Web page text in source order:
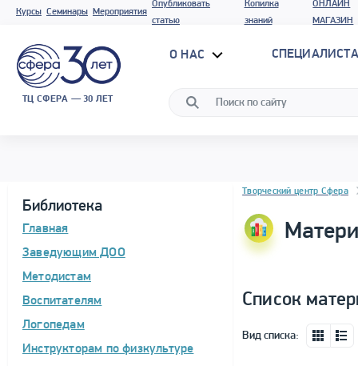
Курсы Семинары Мероприятия
Опубликовать
статью
Копилка
знаний
ОНЛАЙН
МАГАЗИН
ТЦ СФЕРА — 30 ЛЕТ
О НАС
Библиотека
Главная
Заведующим ДОО
Методистам
Воспитателям
Логопедам
Инструкторам по физкультуре
Блок новостей
Творческий центр Сфера
Список
Вид списка: